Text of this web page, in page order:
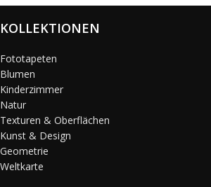
@karols_interiors
KOLLEKTIONEN
Fototapeten
Blumen
Kinderzimmer
Natur
Texturen & Oberflächen
Kunst & Design
Geometrie
Weltkarte